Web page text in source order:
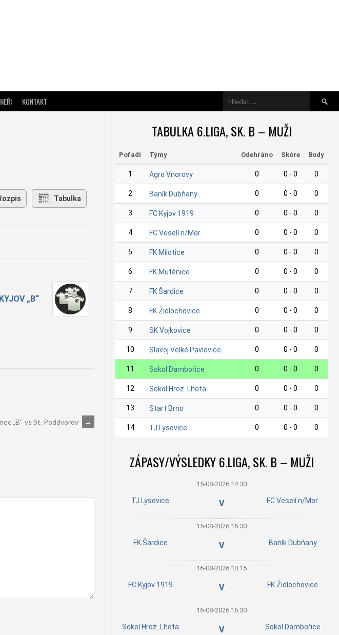
KONTAKT
Tabulka
KYJOV „B“
„B“ vs St. Poddvorov →
TABULKA 6.LIGA, SK. B – MUŽI
Pořadí Týmy Odehráno Skóre Body
1 Agro Vnorovy 0 0 - 0 0
2 Baník Dubňany 0 0 - 0 0
3 FC Kyjov 1919 0 0 - 0 0
4 FC Veselí n/Mor. 0 0 - 0 0
5 FK Milotice 0 0 - 0 0
6 FK Mutěnice 0 0 - 0 0
7 FK Šardice 0 0 - 0 0
8 FK Židlochovice 0 0 - 0 0
9 SK Vojkovice 0 0 - 0 0
10 Slavoj Velké Pavlovice 0 0 - 0 0
11 Sokol Dambořice 0 0 - 0 0
12 Sokol Hroz. Lhota 0 0 - 0 0
13 Start Brno 0 0 - 0 0
14 TJ Lysovice 0 0 - 0 0
ZÁPASY/VÝSLEDKY 6.LIGA, SK. B – MUŽI
15-08-2026 14:30
TJ Lysovice V FC Veselí n/Mor.
15-08-2026 16:30
FK Šardice V Baník Dubňany
16-08-2026 10:15
FC Kyjov 1919 V FK Židlochovice
16-08-2026 16:30
Sokol Hroz. Lhota V Sokol Dambořice